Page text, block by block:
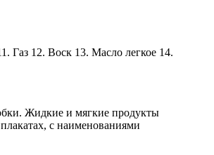
Газ 12. Воск 13. Масло легкое 14.
Жидкие и мягкие продукты
с наименованиями